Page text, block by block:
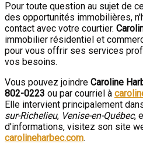
Pour toute question au sujet de
des opportunités immobilières,
contact avec votre courtier.
immobilier résidentiel et
pour vous offrir ses services
vos besoins.
Vous pouvez joindre Caroline
802-0223 ou par courriel à
Elle intervient principalement
sur-Richelieu, Venise-en-Québec,
d'informations, visitez son site
carolineharbec.com.